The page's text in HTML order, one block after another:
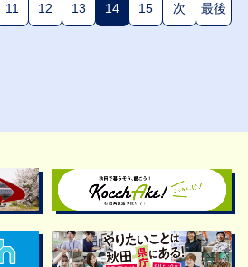
11 12 13 14(現在のページ)
15 次 最後